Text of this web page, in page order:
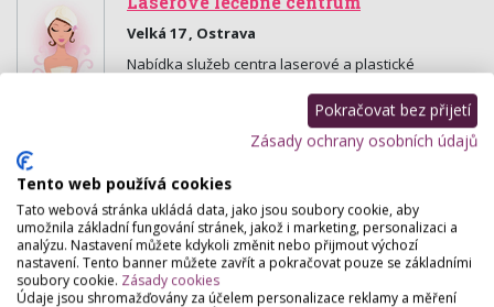
Velká 17 , Ostrava
Nabídka služeb centra laserové a plastické
Pokračovat bez přijetí
Zásady ochrany osobních údajů
Tento web používá cookies
Tato webová stránka ukládá data, jako jsou soubory cookie, aby
umožnila základní fungování stránek, jakož i marketing, personalizaci a
analýzu. Nastavení můžete kdykoli změnit nebo přijmout výchozí
nastavení. Tento banner můžete zavřít a pokračovat pouze se základními
soubory cookie. Zásady cookies
Údaje jsou shromažďovány za účelem personalizace reklamy a měření